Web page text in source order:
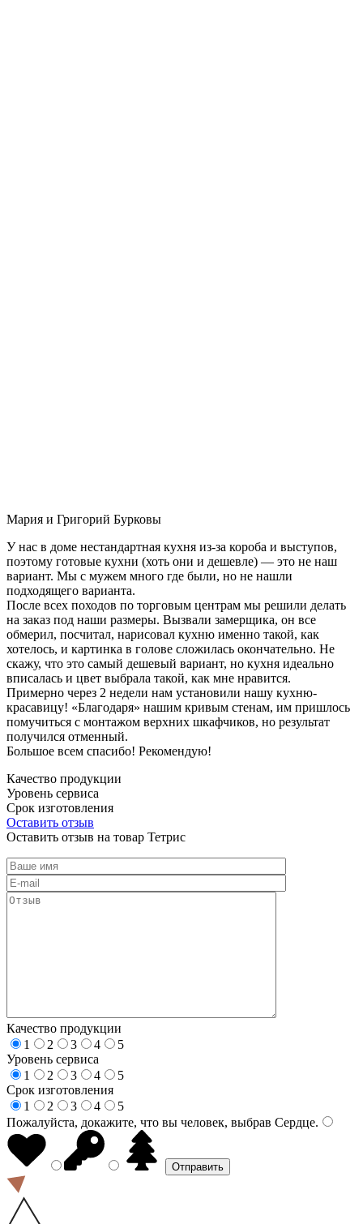
Мария и Григорий Бурковы
У нас в доме нестандартная кухня из-за короба и выступов,
поэтому готовые кухни (хоть они и дешевле) — это не наш
вариант. Мы с мужем много где были, но не нашли
подходящего варианта.
После всех походов по торговым центрам мы решили делать
на заказ под наши размеры. Вызвали замерщика, он все
обмерил, посчитал, нарисовал кухню именно такой, как
хотелось, и картинка в голове сложилась окончательно. Не
скажу, что это самый дешевый вариант, но кухня идеально
вписалась и цвет выбрала такой, как мне нравится.
Примерно через 2 недели нам установили нашу кухню-
красавицу! «Благодаря» нашим кривым стенам, им пришлось
помучиться с монтажом верхних шкафчиков, но результат
получился отменный.
Большое всем спасибо! Рекомендую!
Качество продукции
Уровень сервиса
Срок изготовления
Оставить отзыв
Оставить отзыв на товар Тетрис
Качество продукции
1
2 3 4
5
Уровень сервиса
1
2 3 4
5
Срок изготовления
1
2 3 4
5
Пожалуйста, докажите, что вы человек, выбрав Сердце.